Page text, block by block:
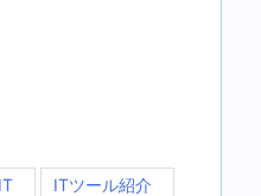
IT ITツール紹介